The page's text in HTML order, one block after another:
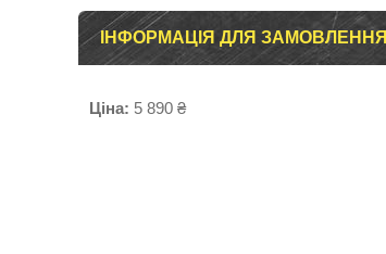
ІНФОРМАЦІЯ ДЛЯ ЗАМОВЛЕННЯ
Ціна: 5 890 ₴